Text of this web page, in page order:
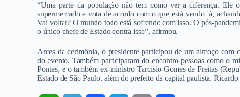
“Uma parte da população não tem como ver a diferença. Ele
supermercado e vota de acordo com o que está vendo lá,
Vai voltar? O mundo todo está sofrendo com isso. O pós-
o único chefe de Estado contra isso”, afirmou.
Antes da cerimônia, o presidente participou de um almoço com
do evento. Também participaram do encontro pessoas como o
Pontes, e o também ex-ministro Tarcísio Gomes de Freitas
Estado de São Paulo, além do prefeito da capital paulista,